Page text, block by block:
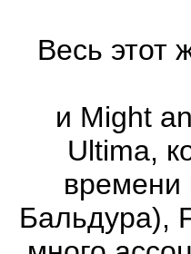
Весь этот
и Might
Ultima,
времени
Бальдура),